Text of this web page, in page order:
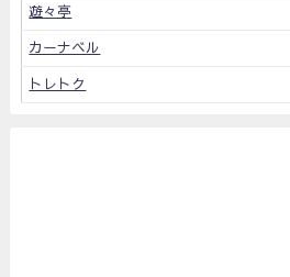
遊々亭
カーナベル
トレトク